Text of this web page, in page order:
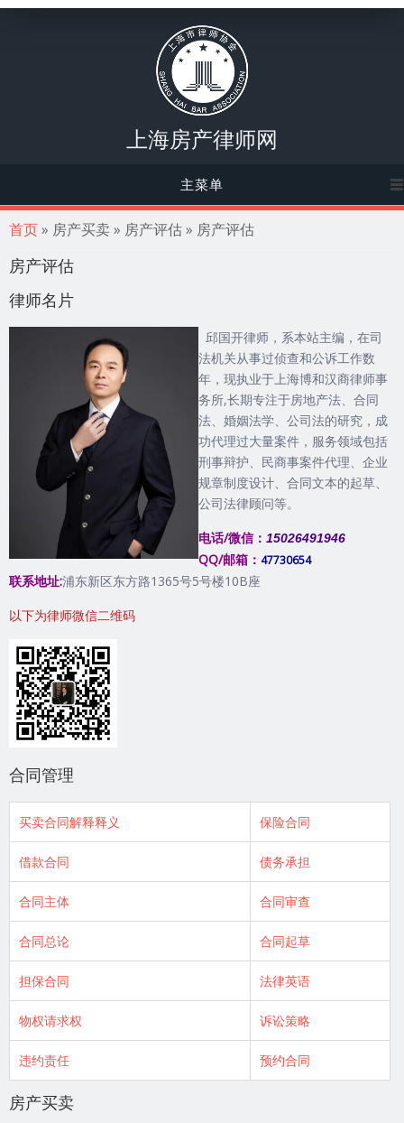
上海房产律师网
主菜单
你在这里
首页» 房产买卖 » 房产评估 » 房产评估
房产评估
律师名片
邱国开律师，系本站主编，在司
法机关从事过侦查和公诉工作数
年，现执业于上海博和汉商律师事
务所,长期专注于房地产法、合同
法、婚姻法学、公司法的研究，成
功代理过大量案件，服务领域包括
刑事辩护、民商事案件代理、企业
规章制度设计、合同文本的起草、
公司法律顾问等。
电话/微信： 15026491946
QQ/邮箱： 47730654
联系地址:浦东新区东方路1365号5号楼10B座
以下为律师微信二维码
合同管理
买卖合同解释释义 保险合同
借款合同 债务承担
合同主体 合同审查
合同总论 合同起草
担保合同 法律英语
物权请求权 诉讼策略
违约责任 预约合同
房产买卖